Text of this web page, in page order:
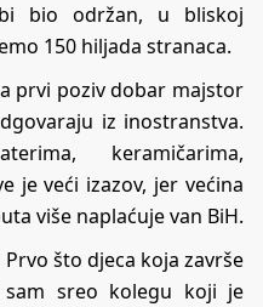
bio održan, u bliskoj
150 hiljada stranaca.
prvi poziv dobar majstor
iz inostranstva.
keramičarima,
je veći izazov, jer većina
više naplaćuje van BiH.
što djeca koja završe
sam sreo kolegu koji je